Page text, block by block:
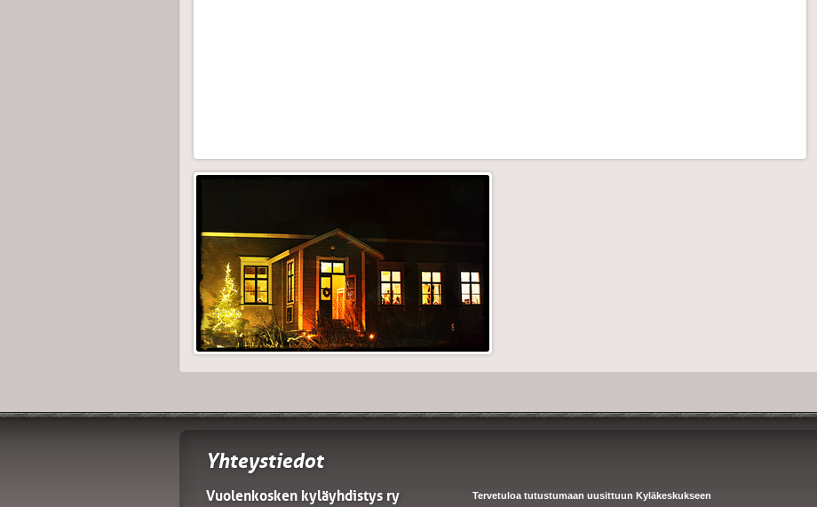
Yhteystiedot
Vuolenkosken kyläyhdistys ry
Tervetuloa tutustumaan uusittuun Kyläkeskukseen